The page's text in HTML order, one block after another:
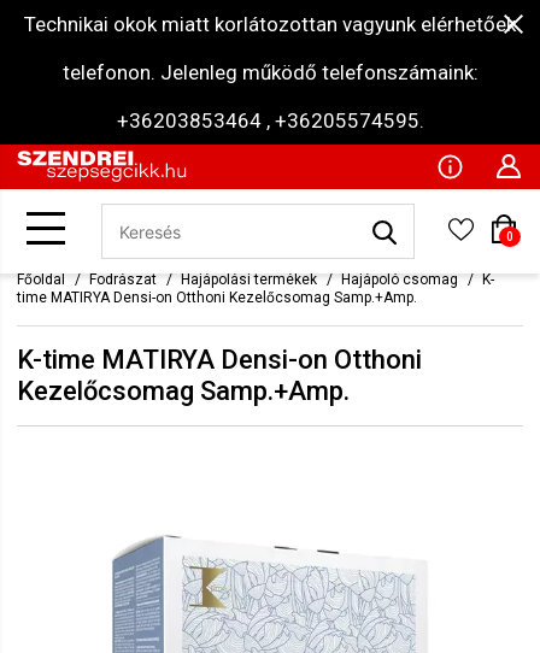
Technikai okok miatt korlátozottan vagyunk elérhetőek
telefonon. Jelenleg működő telefonszámaink:
+36203853464 , +36205574595.
0
Főoldal Fodrászat Hajápolási termékek Hajápoló csomag
K-
time MATIRYA Densi-on Otthoni Kezelőcsomag Samp.+Amp.
K-time MATIRYA Densi-on Otthoni
Kezelőcsomag Samp.+Amp.